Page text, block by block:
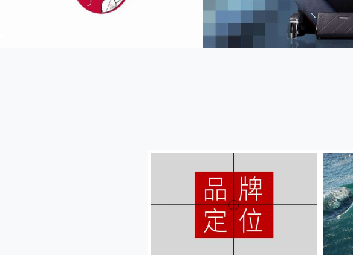
电商设计/海报设计 食品包装设计/化妆品品牌设计